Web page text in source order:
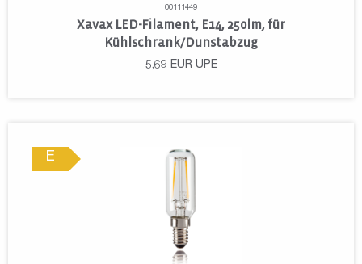
00111449
Xavax LED-Filament, E14, 250lm, für
Kühlschrank/Dunstabzug
5,69 EUR UPE
E